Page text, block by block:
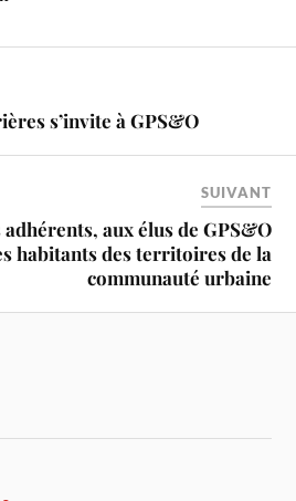
s’invite à GPS&O
SUIVANT
aux élus de GPS&O
habitants des territoires de la
communauté urbaine